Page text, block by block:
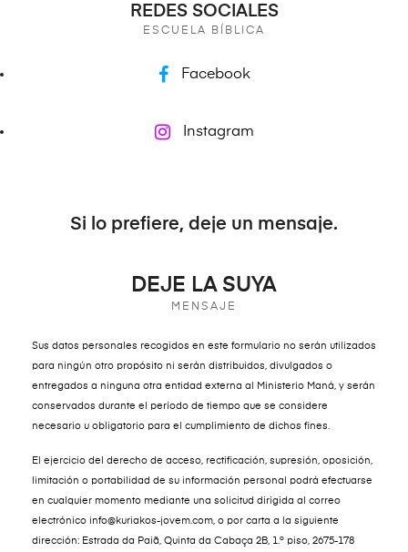
REDES SOCIALES
ESCUELA BÍBLICA
Facebook
Instagram
Si lo prefiere, deje un mensaje.
DEJE LA SUYA
MENSAJE
Sus datos personales recogidos en este formulario no serán utilizados
para ningún otro propósito ni serán distribuidos, divulgados o
entregados a ninguna otra entidad externa al Ministerio Maná, y serán
conservados durante el período de tiempo que se considere
necesario u obligatorio para el cumplimiento de dichos fines.
El ejercicio del derecho de acceso, rectificación, supresión, oposición,
limitación o portabilidad de su información personal podrá efectuarse
en cualquier momento mediante una solicitud dirigida al correo
electrónico info@kuriakos-jovem.com , o por carta a la siguiente
dirección: Estrada da Paiã, Quinta da Cabaça 2B, 1.º piso, 2675-178